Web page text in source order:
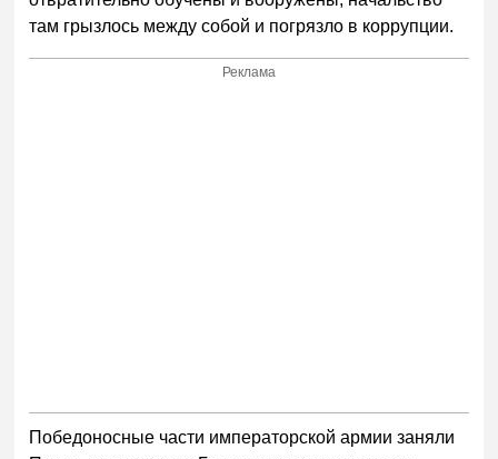
там грызлось между собой и погрязло в коррупции.
Реклама
Победоносные части императорской армии заняли